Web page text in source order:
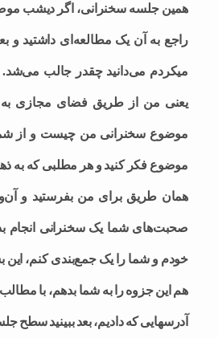
همین جلسه سخنرانی، اگر دیشب
راجع به آن یک مطالعه‌ای داشتید
میکردم می‌دانید چقدر جالب
یعنی من از طریق فضای مجازی
موضوع سخنرانی من چیست و از
موضوع فکر کنید و هر مطلبی که به
همان طریق برای من بفرستید و
صحبت‌های شما یک سخنرانی انجام
خودم و شما را یک جمع‌بندی کنم، این
هم این جزوه را به شما بدهم، با
آدرسهایی که دادیم، بعد ببینید